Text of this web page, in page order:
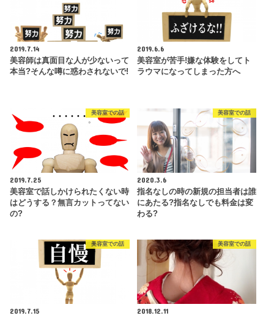
2019.7.14
美容師は真面目な人が少ないって
本当?そんな噂に惑わされないで!
2019.6.6
美容室が苦手!嫌な体験をしてト
ラウマになってしまった方へ
美容室での話
2019.7.25
美容室で話しかけられたくない時
はどうする？無言カットってない
の?
美容室での話
2020.3.6
指名なしの時の新規の担当者は誰
にあたる?指名なしでも料金は変
わる?
美容室での話
2019.7.15
美容室での話
2018.12.11